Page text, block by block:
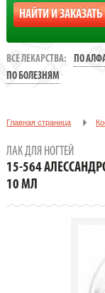
ВСЕ ЛЕКАРСТВА: ПО
ПО БОЛЕЗНЯМ
Главная страница
15-564 Алессандро
ЛАК ДЛЯ НОГТЕЙ
15-564
10 МЛ